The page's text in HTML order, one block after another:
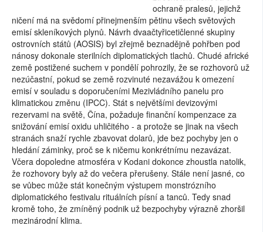
ochraně pralesů, jejichž
ničení má na svědomí přinejmenším pětinu všech světových
emisí skleníkových plynů. Návrh dvaačtyřicetičlenné skupiny
ostrovních států (AOSIS) byl zřejmě beznadějně pohřben pod
nánosy dokonale sterilních diplomatických tlachů. Chudé africké
země postižené suchem v pondělí pohrozily, že se rozhovorů už
nezúčastní, pokud se země rozvinuté nezavážou k omezení
emisí v souladu s doporučeními Mezivládního panelu pro
klimatickou změnu (IPCC). Stát s největšími devizovými
rezervami na světě, Čína, požaduje finanční kompenzace za
snižování emisí oxidu uhličitého - a protože se jinak na všech
stranách snaží rychle zbavovat dolarů, jde bez pochyby jen o
hledání záminky, proč se k ničemu konkrétnímu nezavázat.
Včera dopoledne atmosféra v Kodani dokonce zhoustla natolik,
že rozhovory byly až do večera přerušeny. Stále není jasné, co
se vůbec může stát konečným výstupem monstrózního
diplomatického festivalu rituálních písní a tanců. Tedy snad
kromě toho, že zmíněný podnik už bezpochyby výrazně zhoršil
mezinárodní klima.